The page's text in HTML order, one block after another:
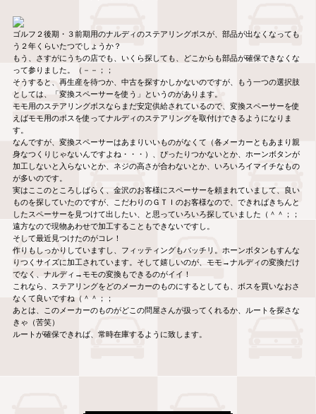
ゴルフ２後期・３前期用のナルディのステアリングボスが、部品が出なくなっても
う２年くらいたつでしょうか？
もう、さすがにうちの店でも、いくら探しても、どこからも部品が確保できなくな
って参りました。（－－；；
そうすると、再生産を待つか、中古を探すかしかないのですが、もう一つの選択肢
としては、「変換スペーサーを使う」というのがあります。
モモ用のステアリングボスならまだ安定供給されているので、変換スペーサーを使
えばモモ用のボスを使ってナルディのステアリングを取付けできるようになりま
す。
なんですが、変換スペーサーはあまりいいものがなくて（各メーカーともあまり親
身なつくりじゃないんですよね・・・）、ぴったりつかないとか、ホーンボタンが
加工しないと入らないとか、ネジの高さが合わないとか、いろいろイマイチなもの
が多いのです。
実はここのところしばらく、金沢のお客様にスペーサーを頼まれていまして、良い
ものを探していたのですが、こだわりのＧＴＩのお客様なので、できればきちんと
したスペーサーを見つけて出したい、と思っていろいろ探していました（＾＾；；
遠方なので現物あわせで加工することもできないですし。
そして最近見つけたのがコレ！
作りもしっかりしていますし、フィッティングもバッチリ。ホーンボタンもすんな
りつくサイズに加工されています。そして嬉しいのが、モモ→ナルディの変換だけ
でなく、ナルディ→モモの変換もできるのがイイ！
これなら、ステアリングをどのメーカーのものにするとしても、ボスを買いなおさ
なくて良いですね（＾＾；；
あとは、このメーカーのものがどこの問屋さんが扱ってくれるか、ルートを探さな
きゃ（苦笑）
ルートが確保できれば、常時在庫するように致します。